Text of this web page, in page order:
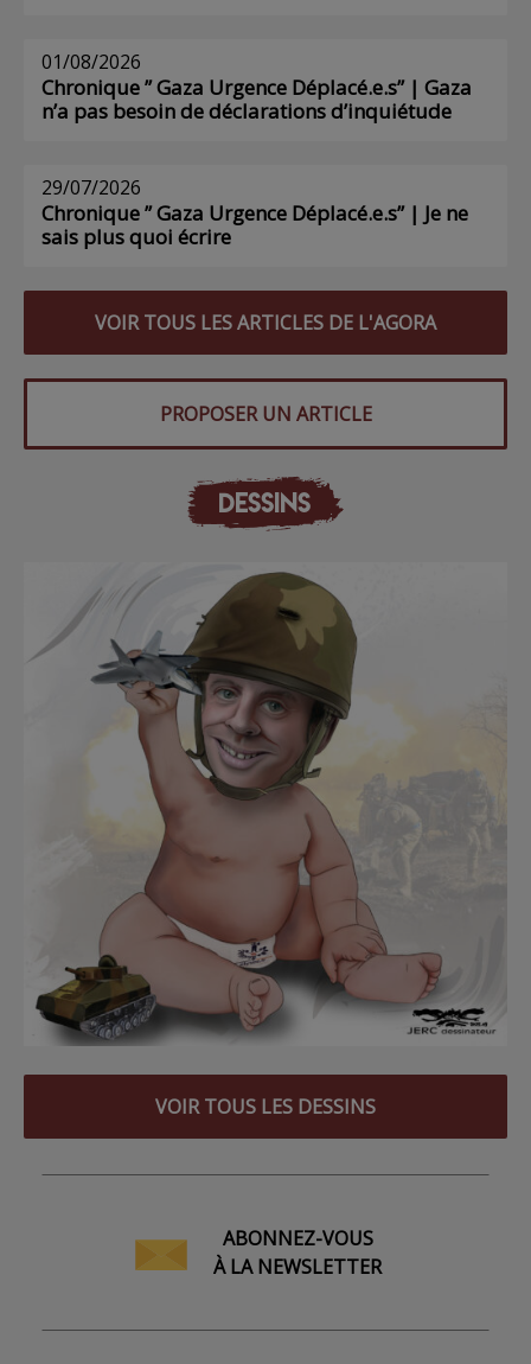
01/08/2026
Chronique ” Gaza Urgence Déplacé.e.s” | Gaza
n’a pas besoin de déclarations d’inquiétude
29/07/2026
Chronique ” Gaza Urgence Déplacé.e.s” | Je ne
sais plus quoi écrire
VOIR TOUS LES ARTICLES DE L'AGORA
PROPOSER UN ARTICLE
DESSINS
VOIR TOUS LES DESSINS
ABONNEZ-VOUS
À LA NEWSLETTER